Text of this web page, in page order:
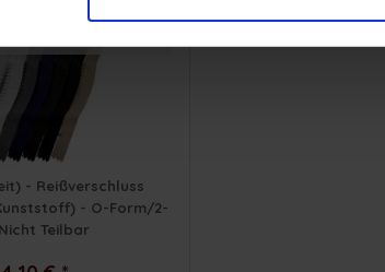
- Reißverschluss
- O-Form/2-
Teilbar